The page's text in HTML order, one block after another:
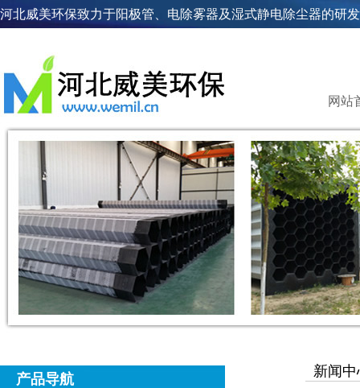
河北威美环保致力于阳极管、电除雾器及湿式静电除尘器的研
网站
产品导航 新闻中